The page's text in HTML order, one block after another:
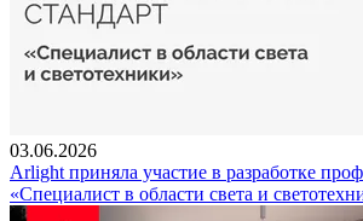
03.06.2026
Arlight приняла участие в разработке
«Специалист в области света и